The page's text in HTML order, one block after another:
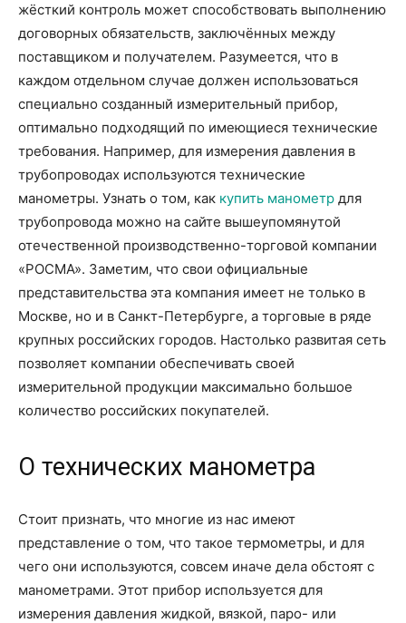
жёсткий контроль может способствовать выполнению
договорных обязательств, заключённых между
поставщиком и получателем. Разумеется, что в
каждом отдельном случае должен использоваться
специально созданный измерительный прибор,
оптимально подходящий по имеющиеся технические
требования. Например, для измерения давления в
трубопроводах используются технические
манометры. Узнать о том, как купить манометр для
трубопровода можно на сайте вышеупомянутой
отечественной производственно-торговой компании
«РОСМА». Заметим, что свои официальные
представительства эта компания имеет не только в
Москве, но и в Санкт-Петербурге, а торговые в ряде
крупных российских городов. Настолько развитая сеть
позволяет компании обеспечивать своей
измерительной продукции максимально большое
количество российских покупателей.
О технических манометра
Стоит признать, что многие из нас имеют
представление о том, что такое термометры, и для
чего они используются, совсем иначе дела обстоят с
манометрами. Этот прибор используется для
измерения давления жидкой, вязкой, паро- или